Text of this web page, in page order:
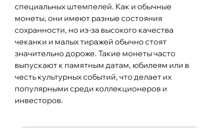
специальных штемпелей. Как и обычные
монеты, они имеют разные состояния
сохранности, но из-за высокого качества
чеканки и малых тиражей обычно стоят
значительно дороже. Такие монеты часто
выпускают к памятным датам, юбилеям или в
честь культурных событий, что делает их
популярными среди коллекционеров и
инвесторов.